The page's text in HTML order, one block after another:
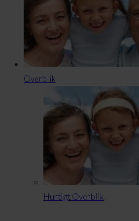
Overblik
Hurtigt Overblik